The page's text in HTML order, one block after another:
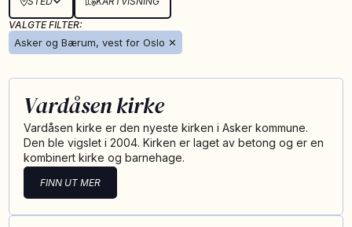
VALGTE FILTER:
Asker og Bærum, vest for Oslo ✕
Vardåsen kirke
Vardåsen kirke er den nyeste kirken i Asker kommune.
Den ble vigslet i 2004. Kirken er laget av betong og er en
kombinert kirke og barnehage.
FINN UT MER